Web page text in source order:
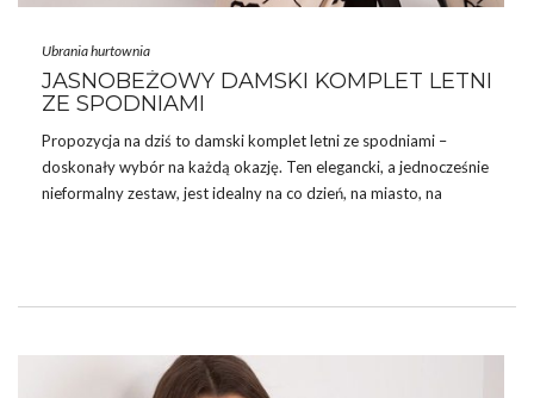
Ubrania hurtownia
JASNOBEŻOWY DAMSKI KOMPLET LETNI
ZE SPODNIAMI
Propozycja na dziś to damski komplet letni ze spodniami –
doskonały wybór na każdą okazję. Ten elegancki, a jednocześnie
nieformalny zestaw, jest idealny na co dzień, na miasto, na
prostej formy, wyróżnia go dominujący nadruk, który dodaje mu
oryginalności i wyjątkowego charakteru. Zestaw składa się z